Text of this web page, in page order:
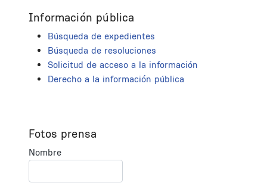
Información pública
Búsqueda de expedientes
Búsqueda de resoluciones
Solicitud de acceso a la información
Derecho a la información pública
Fotos prensa
Nombre